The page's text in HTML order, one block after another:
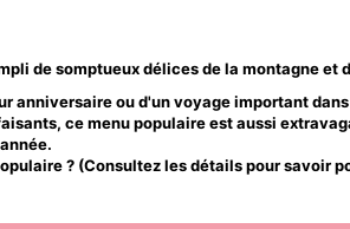
de somptueux délices de la montagne et
anniversaire ou d'un voyage important
ce menu populaire est aussi
? (Consultez les détails pour savoir